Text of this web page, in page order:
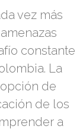
vez más
constante
La
de
de los
a